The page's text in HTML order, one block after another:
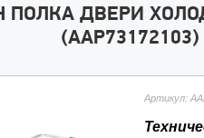
ПОЛКА ДВЕРИ
(AAP73172103)
Артикул: